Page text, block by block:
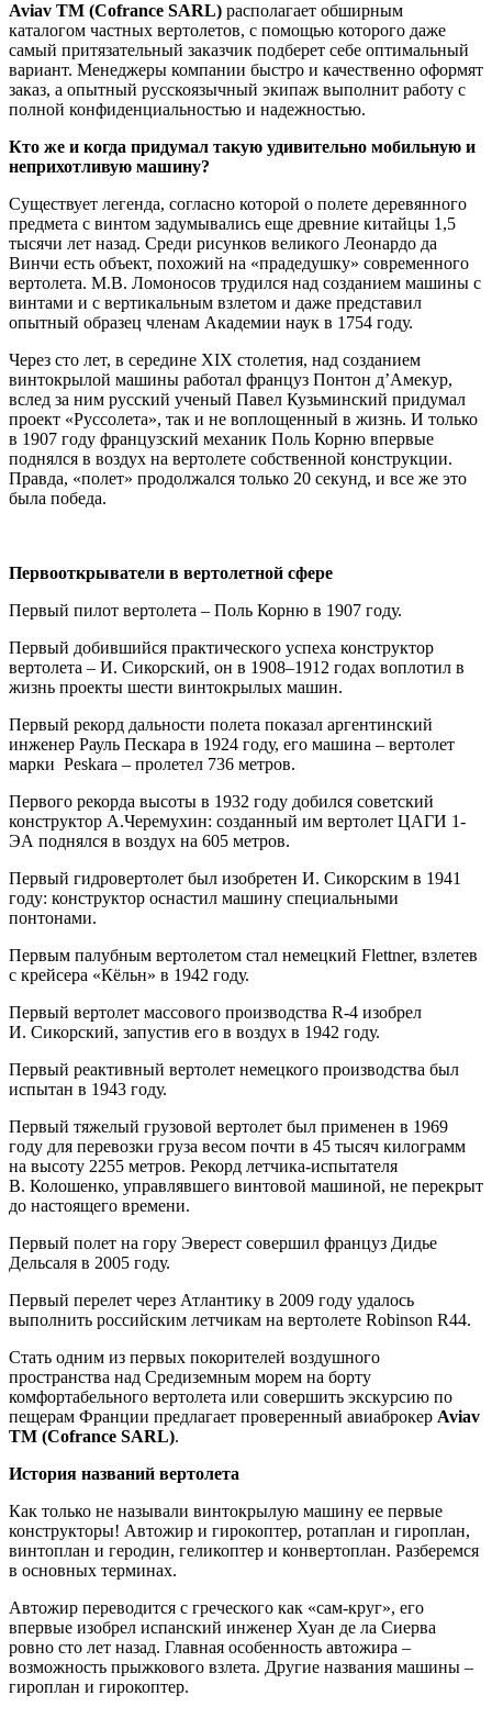
Aviav TM (Cofrance SARL) располагает обширным
каталогом частных вертолетов, с помощью которого даже
самый притязательный заказчик подберет себе оптимальный
вариант. Менеджеры компании быстро и качественно оформят
заказ, а опытный русскоязычный экипаж выполнит работу с
полной конфиденциальностью и надежностью.
Кто же и когда придумал такую удивительно мобильную и
неприхотливую машину?
Существует легенда, согласно которой о полете деревянного
предмета с винтом задумывались еще древние китайцы 1,5
тысячи лет назад. Среди рисунков великого Леонардо да
Винчи есть объект, похожий на «прадедушку» современного
вертолета. М.В. Ломоносов трудился над созданием машины с
винтами и с вертикальным взлетом и даже представил
опытный образец членам Академии наук в 1754 году.
Через сто лет, в середине XIX столетия, над созданием
винтокрылой машины работал француз Понтон д’Амекур,
вслед за ним русский ученый Павел Кузьминский придумал
проект «Руссолета», так и не воплощенный в жизнь. И только
в 1907 году французский механик Поль Корню впервые
поднялся в воздух на вертолете собственной конструкции.
Правда, «полет» продолжался только 20 секунд, и все же это
была победа.
Первооткрыватели в вертолетной сфере
Первый пилот вертолета – Поль Корню в 1907 году.
Первый добившийся практического успеха конструктор
вертолета – И. Сикорский, он в 1908–1912 годах воплотил в
жизнь проекты шести винтокрылых машин.
Первый рекорд дальности полета показал аргентинский
инженер Рауль Пескара в 1924 году, его машина – вертолет
марки Peskara – пролетел 736 метров.
Первого рекорда высоты в 1932 году добился советский
конструктор А.Черемухин: созданный им вертолет ЦАГИ 1-
ЭА поднялся в воздух на 605 метров.
Первый гидровертолет был изобретен И. Сикорским в 1941
году: конструктор оснастил машину специальными
понтонами.
Первым палубным вертолетом стал немецкий Flettner, взлетев
с крейсера «Кёльн» в 1942 году.
Первый вертолет массового производства R-4 изобрел
И. Сикорский, запустив его в воздух в 1942 году.
Первый реактивный вертолет немецкого производства был
испытан в 1943 году.
Первый тяжелый грузовой вертолет был применен в 1969
году для перевозки груза весом почти в 45 тысяч килограмм
на высоту 2255 метров. Рекорд летчика-испытателя
В. Колошенко, управлявшего винтовой машиной, не перекрыт
до настоящего времени.
Первый полет на гору Эверест совершил француз Дидье
Дельсаля в 2005 году.
Первый перелет через Атлантику в 2009 году удалось
выполнить российским летчикам на вертолете Robinson R44.
Стать одним из первых покорителей воздушного
пространства над Средиземным морем на борту
комфортабельного вертолета или совершить экскурсию по
пещерам Франции предлагает проверенный авиаброкер Aviav
TM (Cofrance SARL).
История названий вертолета
Как только не называли винтокрылую машину ее первые
конструкторы! Автожир и гирокоптер, ротаплан и гироплан,
винтоплан и геродин, геликоптер и конвертоплан. Разберемся
в основных терминах.
Автожир переводится с греческого как «сам-круг», его
впервые изобрел испанский инженер Хуан де ла Сиерва
ровно сто лет назад. Главная особенность автожира –
возможность прыжкового взлета. Другие названия машины –
гироплан и гирокоптер.